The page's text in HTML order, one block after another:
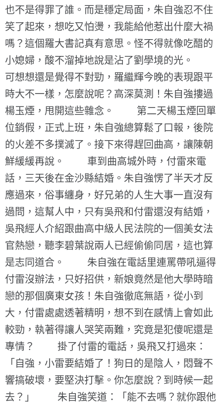
也不是得罪了誰。而是穩定局面，朱自強忍不住
笑了起來，想吃又怕燙，我能給他惹出什麼大禍
嗎？這個羅大書記真有意思。怪不得就像吃醋的
小媳婦，酸不溜掉地說是沾了劉學境的光。
可想想還是覺得不對勁，羅繼輝今晚的表現跟平
時大不一樣，怎麼說呢？高深莫測！朱自強摟過
楊玉煙，甩開這些雜念。 第二天楊玉煙回單
位銷假，正式上班，朱自強總算鬆了口報，後院
的火差不多撲滅了。接下來得趕回曲高，讓陳朝
鮮緩緩再說。 車到曲高城外時，付雷來電
話，三天後在金沙縣結婚。朱自強愣了半天才反
應過來，俗事纏身，好兄弟的人生大事一直沒有
過問，這幫人中，只有吳飛和付雷還沒有結婚，
吳飛經人介紹跟曲高中級人民法院的一個美女法
官熱戀，聽李碧葉說兩人已經偷偷同居，這也算
是志同道合。 朱自強在電話里連罵帶吼逼得
付雷沒辦法，只好招供，新娘竟然是他大學時暗
戀的那個廣東女孩！朱自強徹底無語，從小到
大，付雷處處透著精明，想不到在感情上會如此
較勁，執著得讓人哭笑兩難，究竟是犯傻呢還是
專情？ 掛了付雷的電話，吳飛又打過來：
「自強，小雷要結婚了！狗日的是陰人，悶聲不
響搞破壞，要堅決打擊。你怎麼說？到時候一起
去？」 朱自強笑道：「能不去嗎？就你跟他